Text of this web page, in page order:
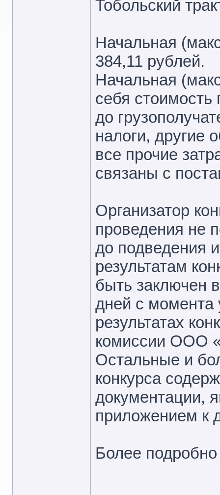
Тобольский
Начальная
384,11 рублей.
Начальная
себя стоимость
до
налоги, другие
все прочие
связаны с
Организатор
проведения не
до подведения
результатам
быть заключен
дней с момента
результатах
комиссии ООО
Остальные и
конкурса
документации,
приложением к
Более